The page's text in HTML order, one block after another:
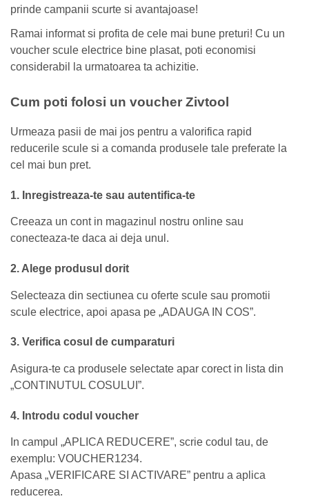
prinde campanii scurte si avantajoase!
Ramai informat si profita de cele mai bune preturi! Cu un
voucher scule electrice bine plasat, poti economisi
considerabil la urmatoarea ta achizitie.
Cum poti folosi un voucher Zivtool
Urmeaza pasii de mai jos pentru a valorifica rapid
reducerile scule si a comanda produsele tale preferate la
cel mai bun pret.
1. Inregistreaza-te sau autentifica-te
Creeaza un cont in magazinul nostru online sau
conecteaza-te daca ai deja unul.
2. Alege produsul dorit
Selecteaza din sectiunea cu oferte scule sau promotii
scule electrice, apoi apasa pe „ADAUGA IN COS”.
3. Verifica cosul de cumparaturi
Asigura-te ca produsele selectate apar corect in lista din
„CONTINUTUL COSULUI”.
4. Introdu codul voucher
In campul „APLICA REDUCERE”, scrie codul tau, de
exemplu: VOUCHER1234.
Apasa „VERIFICARE SI ACTIVARE” pentru a aplica
reducerea.